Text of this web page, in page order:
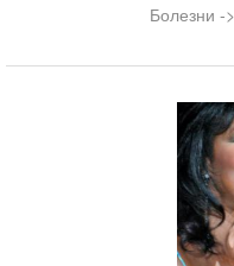
Болезни -